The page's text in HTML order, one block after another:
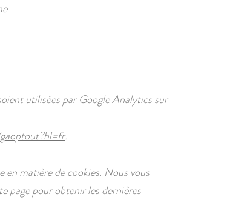
utilisées par Google Analytics sur
.
matière de cookies. Nous vous
page pour obtenir les dernières